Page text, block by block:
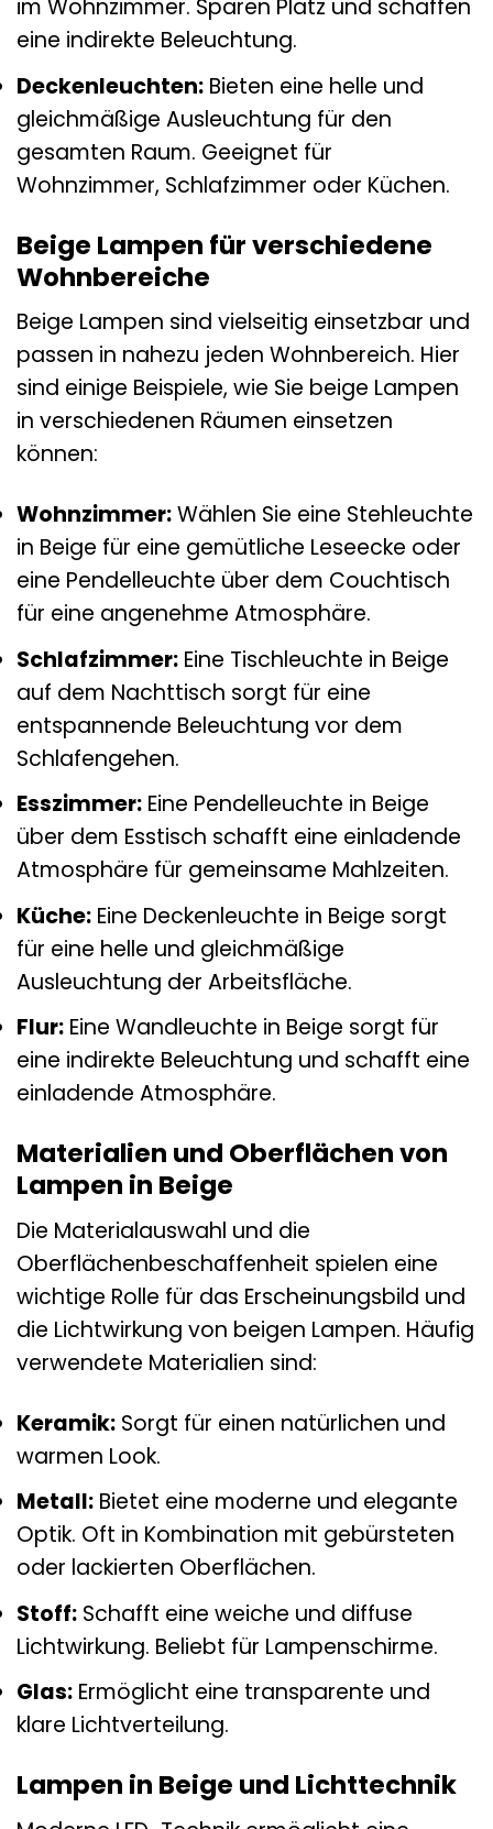
im Wohnzimmer. Sparen Platz und schaffen
eine indirekte Beleuchtung.
Deckenleuchten: Bieten eine helle und
gleichmäßige Ausleuchtung für den
gesamten Raum. Geeignet für
Wohnzimmer, Schlafzimmer oder Küchen.
Beige Lampen für verschiedene
Wohnbereiche
Beige Lampen sind vielseitig einsetzbar und
passen in nahezu jeden Wohnbereich. Hier
sind einige Beispiele, wie Sie beige Lampen
in verschiedenen Räumen einsetzen
können:
Wohnzimmer:Wählen Sie eine Stehleuchte
in Beige für eine gemütliche Leseecke oder
eine Pendelleuchte über dem Couchtisch
für eine angenehme Atmosphäre.
Schlafzimmer: Eine Tischleuchte in Beige
auf dem Nachttisch sorgt für eine
entspannende Beleuchtung vor dem
Schlafengehen.
Esszimmer: Eine Pendelleuchte in Beige
über dem Esstisch schafft eine einladende
Atmosphäre für gemeinsame Mahlzeiten.
Küche: Eine Deckenleuchte in Beige sorgt
für eine helle und gleichmäßige
Ausleuchtung der Arbeitsfläche.
Flur: Eine Wandleuchte in Beige sorgt für
eine indirekte Beleuchtung und schafft eine
einladende Atmosphäre.
Materialien und Oberflächen von
Lampen in Beige
Die Materialauswahl und die
Oberflächenbeschaffenheit spielen eine
wichtige Rolle für das Erscheinungsbild und
die Lichtwirkung von beigen Lampen. Häufig
verwendete Materialien sind:
Keramik: Sorgt für einen natürlichen und
warmen Look.
Metall: Bietet eine moderne und elegante
Optik. Oft in Kombination mit gebürsteten
oder lackierten Oberflächen.
Stoff: Schafft eine weiche und diffuse
Lichtwirkung. Beliebt für Lampenschirme.
Glas: Ermöglicht eine transparente und
klare Lichtverteilung.
Lampen in Beige und Lichttechnik